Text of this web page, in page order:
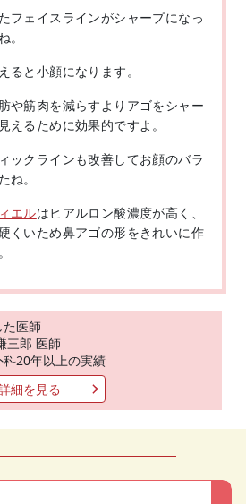
フェイスラインがシャープになっ
。
ると小顔になります。
や筋肉を減らすよりアゴをシャー
えるために効果的ですよ。
ックラインも改善してお顔のバラ
ね。
エルはヒアルロン酸濃度が高く、
くいため鼻アゴの形をきれいに作
医師
三郎 医師
科20年以上の実績
細を見る